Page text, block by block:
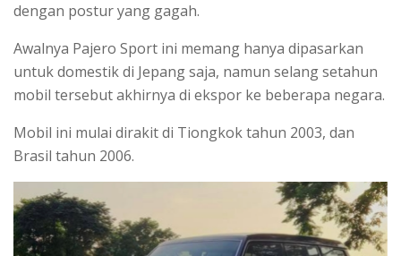
dengan postur yang gagah.
Awalnya Pajero Sport ini memang hanya dipasarkan
untuk domestik di Jepang saja, namun selang setahun
mobil tersebut akhirnya di ekspor ke beberapa negara.
Mobil ini mulai dirakit di Tiongkok tahun 2003, dan
Brasil tahun 2006.